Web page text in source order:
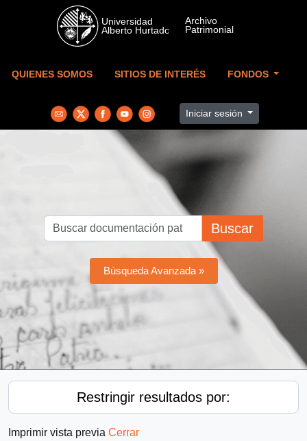
Skip to main content
QUIENES SOMOS SITIOS DE INTERÉS FONDOS
Iniciar sesión
Buscar
Búsqueda Avanzada »
Restringir resultados por:
Imprimir vista previa Cerrar